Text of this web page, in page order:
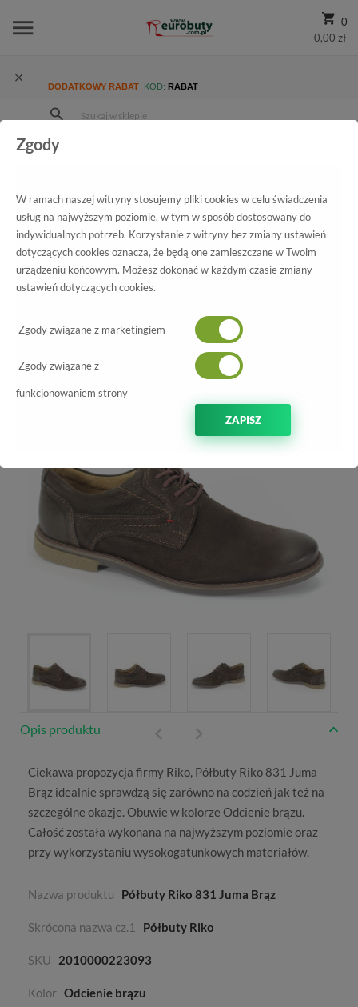
0
0,00 zł
DODATKOWY RABAT KOD: RABAT
Kolekcja męska
Półbuty codzienne
Wszystkie produkty
831 Juma Brąz
Opis produktu
Ciekawa propozycja firmy Riko, Półbuty Riko 831 Juma
Brąz idealnie sprawdzą się zarówno na codzień jak też na
szczególne okazje. Obuwie w kolorze Odcienie brązu.
Całość została wykonana na najwyższym poziomie oraz
przy wykorzystaniu wysokogatunkowych materiałów.
Nazwa produktu Półbuty Riko 831 Juma Brąz
Skrócona nazwa cz.1 Półbuty Riko
SKU 2010000223093
Kolor Odcienie brązu
Zgody
W ramach naszej witryny stosujemy pliki cookies w celu świadczenia
usług na najwyższym poziomie, w tym w sposób dostosowany do
indywidualnych potrzeb. Korzystanie z witryny bez zmiany ustawień
dotyczących cookies oznacza, że będą one zamieszczane w Twoim
urządzeniu końcowym. Możesz dokonać w każdym czasie zmiany
ustawień dotyczących cookies.
Zgody związane z marketingiem
Zgody związane z
funkcjonowaniem strony
ZAPISZ